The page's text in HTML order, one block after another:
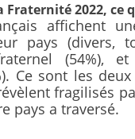
Fraternité 2022, ce
affichent
pays (divers,
(54%),
Ce sont les
fragilisés
pays a traversé.